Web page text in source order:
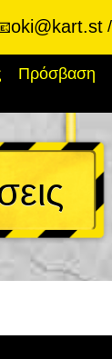
oki@kart.st
Πρόσβαση